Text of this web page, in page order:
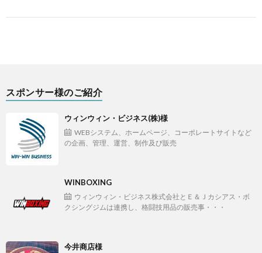
スポンサー様のご紹介
ウィンウィン・ビジネス(株)様
WEBシステム、ホームページ、コーポレートサイトなど
の企画、管理、運営、制作及び販売
WINBOXING
ウィンウィン・ビジネス株式会社とＥ＆Ｊカシアス・ボ
クシングジムは連携し、格闘技用品の販売事・・・
今井商店様